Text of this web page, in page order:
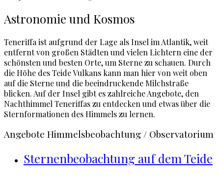
Astronomie und Kosmos
Teneriffa ist aufgrund der Lage als Insel im Atlantik, weit
entfernt von großen Städten und vielen Lichtern eine der
schönsten und besten Orte, um Sterne zu schauen. Durch
die Höhe des Teide Vulkans kann man hier von weit oben
auf die Sterne und die beeindruckende Milchstraße
blicken. Auf der Insel gibt es zahlreiche Angebote, den
Nachthimmel Teneriffas zu entdecken und etwas über die
Sternformationen des Himmels zu lernen.
Angebote Himmelsbeobachtung / Observatorium
Sternenbeobachtung auf dem Teide